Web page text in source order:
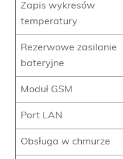
Zapis wykresów
temperatury
Rezerwowe zasilanie
bateryjne
Moduł GSM
Port LAN
Obsługa w chmurze